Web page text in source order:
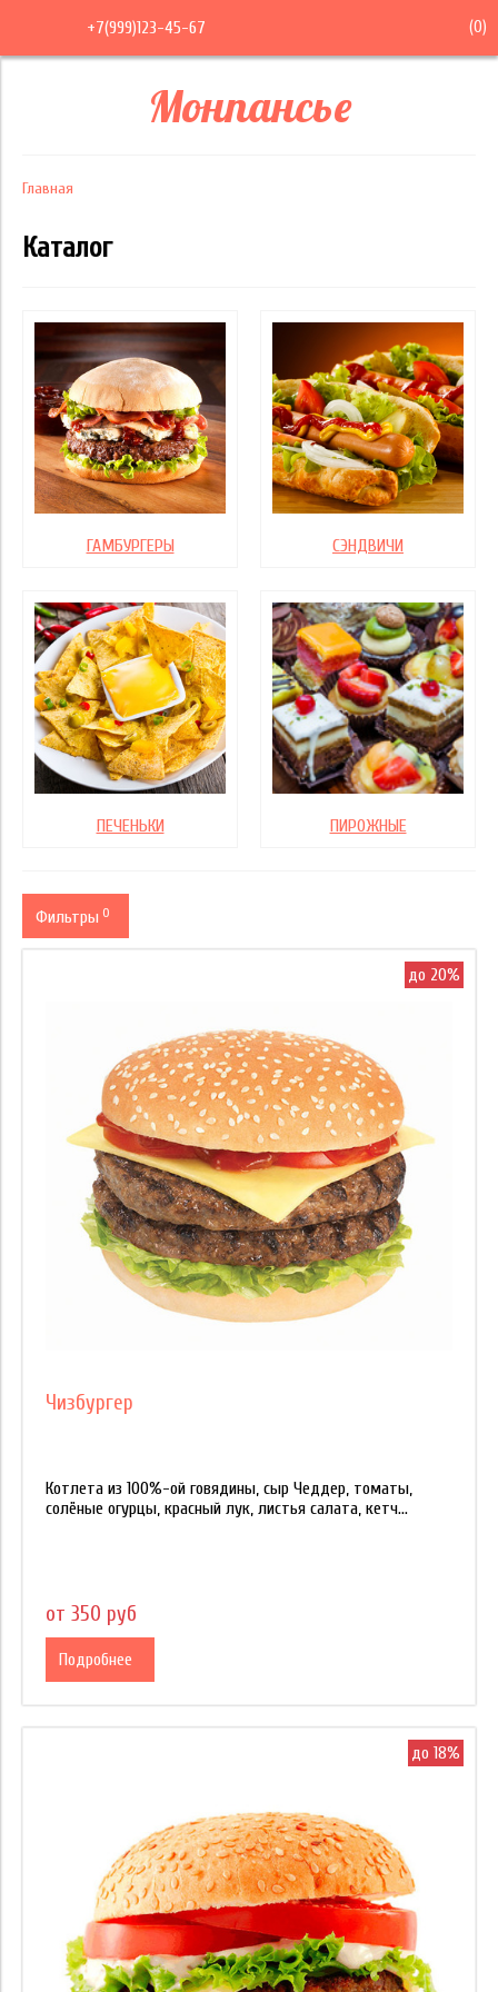
+7(999)123-45-67 (0)
Монпансье
Главная
Каталог
ГАМБУРГЕРЫ СЭНДВИЧИ
ПЕЧЕНЬКИ ПИРОЖНЫЕ
Фильтры 0
Бифштекс
Джем
Цена
до 20%
Чизбургер
Котлета из 100%-ой говядины, сыр Чеддер, томаты,
солёные огурцы, красный лук, листья салата, кетч...
от 350 руб
Подробнее
до 18%